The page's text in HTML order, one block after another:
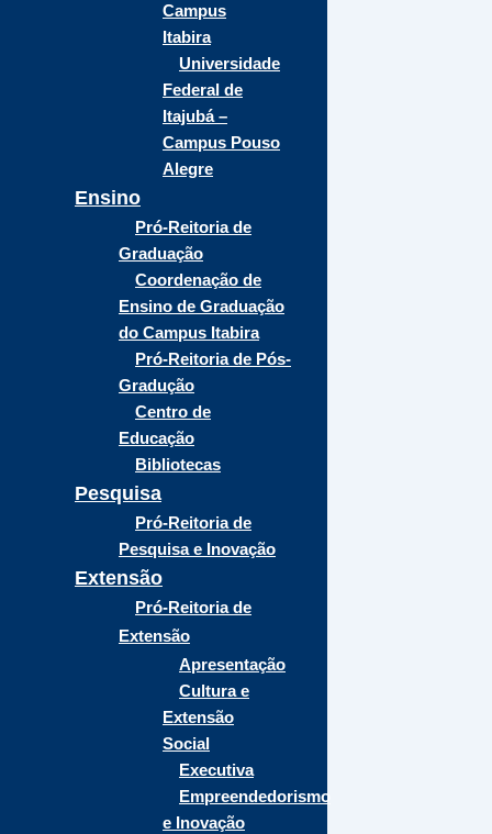
Campus
Itabira
Universidade
Federal de
Itajubá –
Campus Pouso
Alegre
Ensino
Pró-Reitoria de
Graduação
Coordenação de
Ensino de Graduação
do Campus Itabira
Pró-Reitoria de Pós-
Gradução
Centro de
Educação
Bibliotecas
Pesquisa
Pró-Reitoria de
Pesquisa e Inovação
Extensão
Pró-Reitoria de
Extensão
Apresentação
Cultura e
Extensão
Social
Executiva
Empreendedorismo
e Inovação